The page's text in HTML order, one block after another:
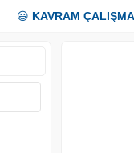
😃 KAVRAM